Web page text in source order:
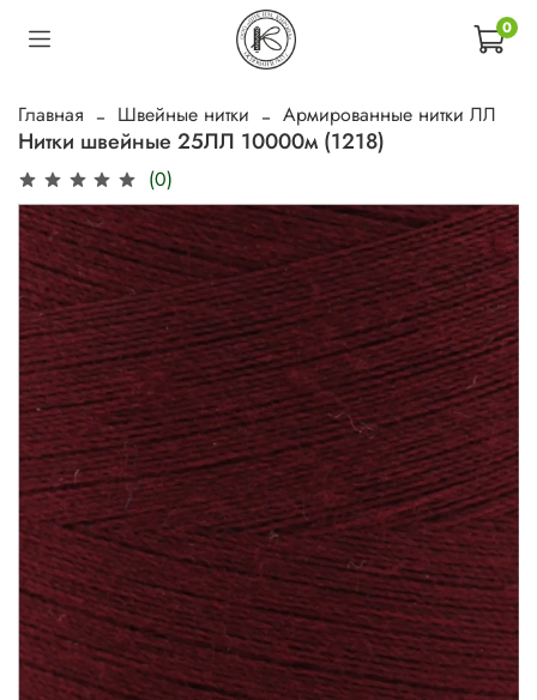
0
Главная Швейные нитки Армированные нитки ЛЛ
Нитки швейные 25ЛЛ 10000м (1218)
(0)